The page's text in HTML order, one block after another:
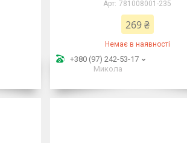
781008001-235
269 ₴
Немає в наявності
+380 (97) 242-53-17
Микола